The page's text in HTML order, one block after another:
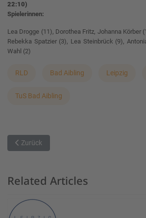
22:10)
Spielerinnen:
Lea Drogge (11), Dorothea Fritz, Johanna Körber
Rebekka Spatzier (3), Lea Steinbrück (9),
Wahl (2)
RLD Bad Aibling Leipzig
TuS Bad Aibling
Vorheriger Beitrag: DJK Neustadt unterliegt
Zurück
Related Articles